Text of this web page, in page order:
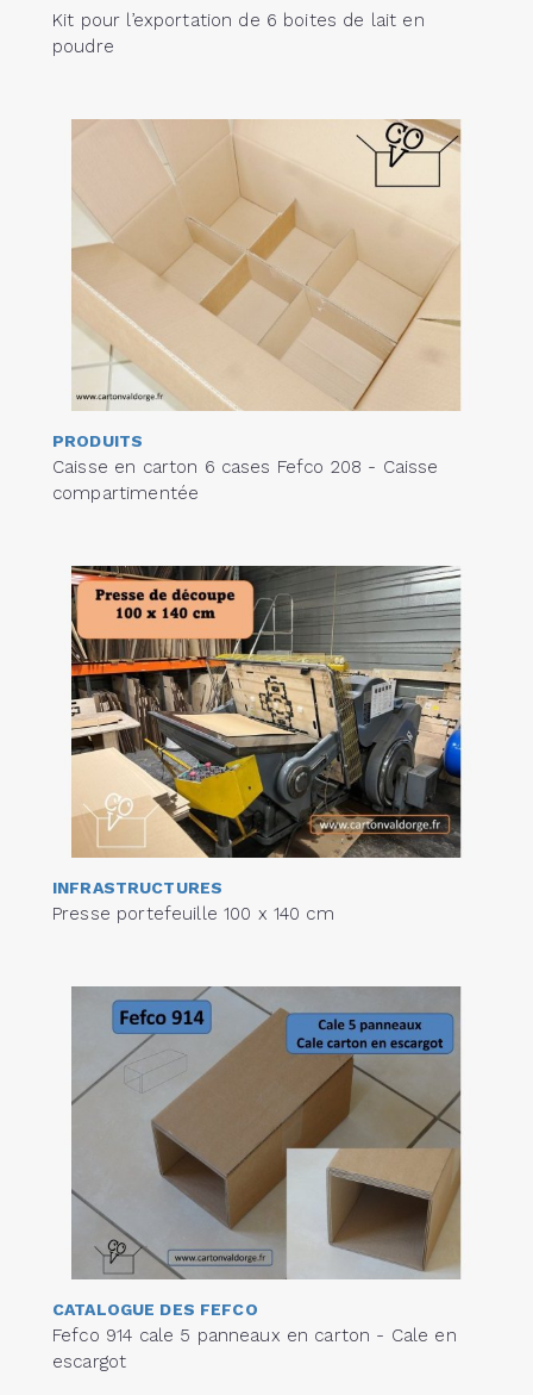
Kit pour l’exportation de 6 boites de lait en
poudre
PRODUITS
Caisse en carton 6 cases Fefco 208 - Caisse
compartimentée
INFRASTRUCTURES
Presse portefeuille 100 x 140 cm
CATALOGUE DES FEFCO
Fefco 914 cale 5 panneaux en carton - Cale en
escargot